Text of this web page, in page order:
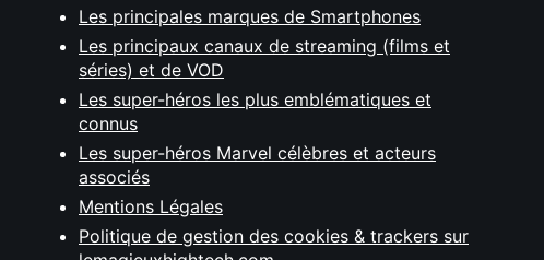
Les principales marques de Smartphones
Les principaux canaux de streaming (films et
séries) et de VOD
Les super-héros les plus emblématiques et
connus
Les super-héros Marvel célèbres et acteurs
associés
Mentions Légales
Politique de gestion des cookies & trackers sur